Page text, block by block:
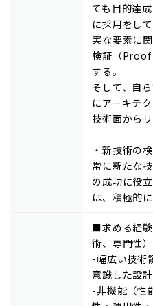
ても目的達
に採用をし
実な要素に
検証（Proof
する。
そして、自
にアーキテ
技術面から
・新技術の
常に新たな
の成功に役
は、積極的
■求める経
術、専門性）
-幅広い技術
意識した設
-非機能（性